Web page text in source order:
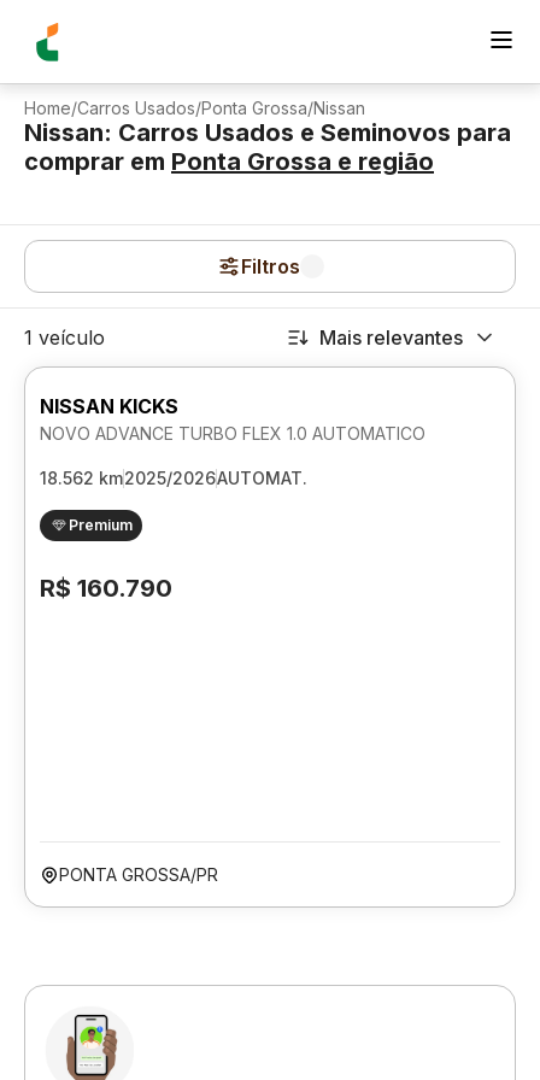
Home/Carros Usados/Ponta Grossa/Nissan
Nissan: Carros Usados e Seminovos para
comprar em Ponta Grossa e região
Filtros
1 veículo Mais relevantes
NISSAN KICKS
NOVO ADVANCE TURBO FLEX 1.0 AUTOMATICO
18.562 km2025/2026AUTOMAT.
Premium
R$ 160.790
PONTA GROSSA/PR